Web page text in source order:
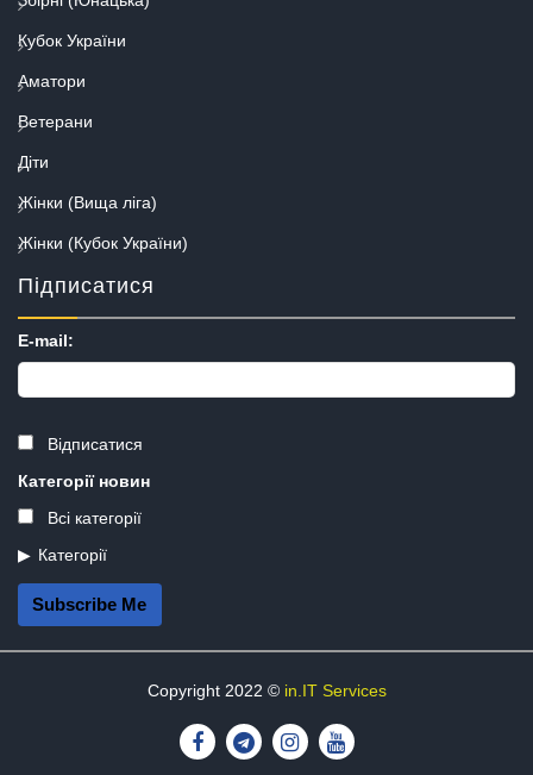
Кубок України
Аматори
Ветерани
Діти
Жінки (Вища ліга)
Жінки (Кубок України)
Підписатися
E-mail:
Відписатися
Категорії новин
Всі категорії
Категорії
Subscribe Me
Copyright 2022 © in.IT Services